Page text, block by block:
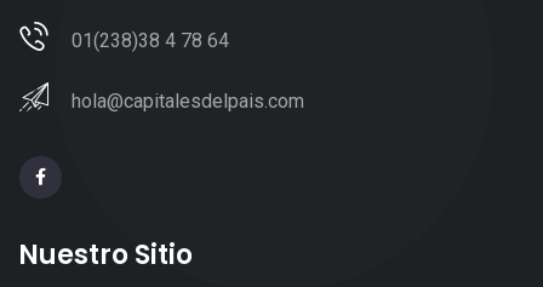
01(238)38 4 78 64
hola@capitalesdelpais.com
Nuestro Sitio